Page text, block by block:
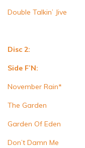
Double Talkin’ Jive
Disc 2:
Side F’N:
November Rain*
The Garden
Garden Of Eden
Don’t Damn Me